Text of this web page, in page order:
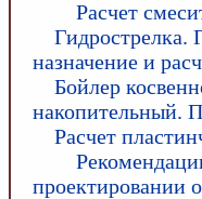
Расчет
Гидрострелка.
назначение и
Бойлер
накопительный.
Расчет
проектировании